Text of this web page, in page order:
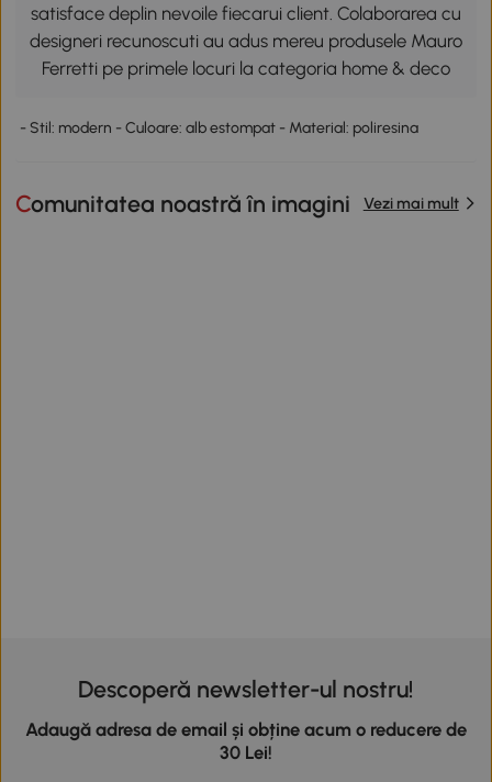
satisface deplin nevoile fiecarui client. Colaborarea cu
designeri recunoscuti au adus mereu produsele Mauro
Ferretti pe primele locuri la categoria home & deco
- Stil: modern - Culoare: alb estompat - Material: poliresina
Comunitatea noastră în imagini Vezi mai mult
Descoperă newsletter-ul nostru!
Adaugă adresa de email și obține acum o reducere de
30 Lei!